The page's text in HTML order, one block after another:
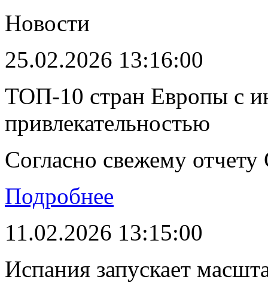
Новости
25.02.2026 13:16:00
ТОП-10 стран Европы с
привлекательностью
Согласно свежему
Подробнее
11.02.2026 13:15:00
Испания запускает